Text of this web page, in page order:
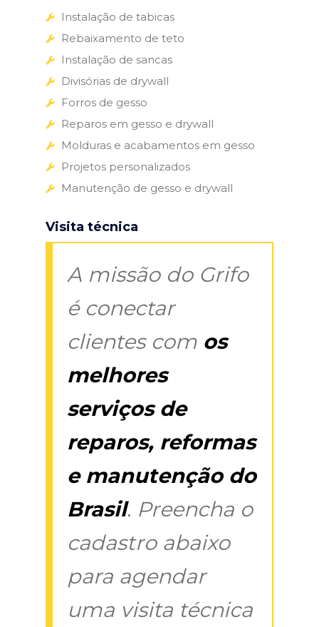
Instalação de tabicas
Rebaixamento de teto
Instalação de sancas
Divisórias de drywall
Forros de gesso
Reparos em gesso e drywall
Molduras e acabamentos em gesso
Projetos personalizados
Manutenção de gesso e drywall
Visita técnica
A missão do Grifo
é conectar
clientes com os
melhores
serviços de
reparos, reformas
e manutenção do
Brasil. Preencha o
cadastro abaixo
para agendar
uma visita técnica